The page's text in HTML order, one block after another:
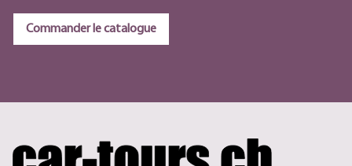
Commander le catalogue